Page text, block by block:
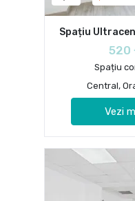
Spațiu
520
Spațiu
Central,
Vezi